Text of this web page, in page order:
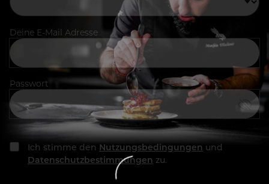
Deine E-Mail Adresse
Passwort
Ich stimme den Nutzungsbedingungen und
Datenschutzbestimmungen zu.